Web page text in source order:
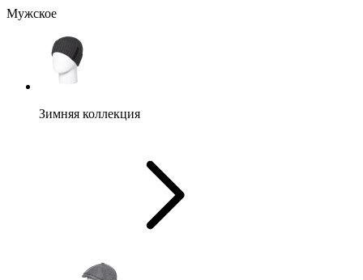
Мужское
Зимняя коллекция